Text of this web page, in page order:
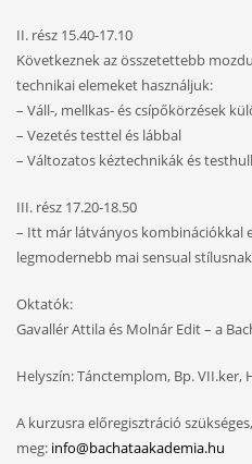
II. rész 15.40-17.10
Következnek az összetettebb
technikai elemeket használjuk:
– Váll-, mellkas- és csípőkörzések
– Vezetés testtel és lábbal
– Változatos kéztechnikák és
III. rész 17.20-18.50
– Itt már látványos kombinációkkal
legmodernebb mai sensual
Oktatók:
Gavallér Attila és Molnár Edit – a
Helyszín: Tánctemplom, Bp. VII.ker,
A kurzusra előregisztráció
meg: info@bachataakademia.hu